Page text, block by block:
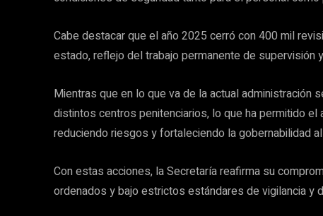
Cabe destacar que el año 2025 cerró con 400 mil
estado, reflejo del trabajo permanente de supervisión
Mientras que en lo que va de la actual administración
distintos centros penitenciarios, lo que ha permitido
reduciendo riesgos y fortaleciendo la gobernabilidad
Con estas acciones, la Secretaría reafirma su
ordenados y bajo estrictos estándares de vigilancia y